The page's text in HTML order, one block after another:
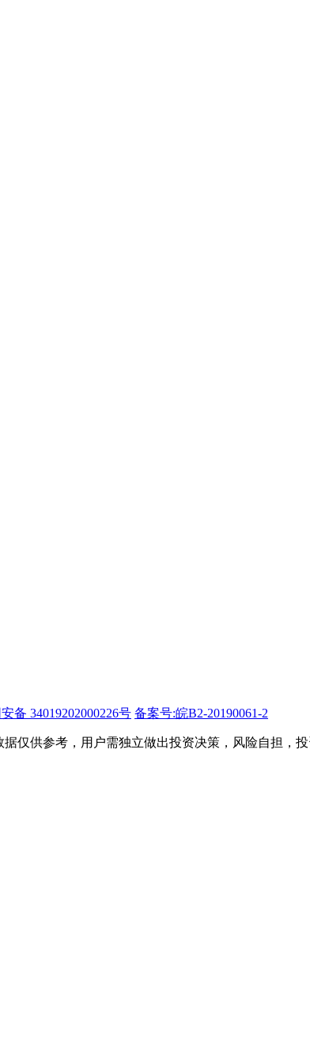
备 34019202000226号 备案号:皖B2-20190061-2
仅供参考，用户需独立做出投资决策，风险自担，投